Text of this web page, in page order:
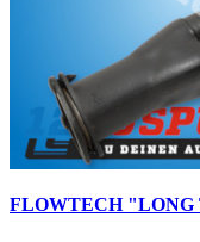
FLOWTECH "LONG